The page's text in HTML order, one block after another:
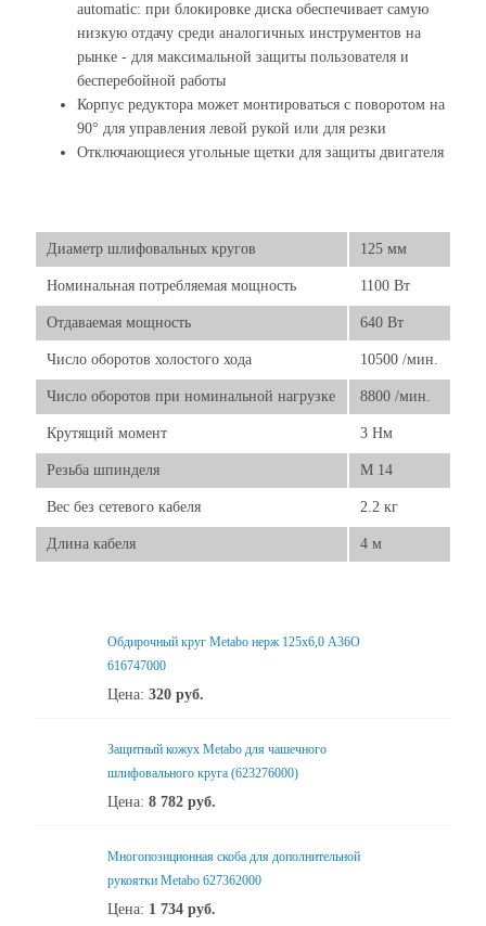
automatic: при блокировке диска обеспечивает самую
низкую отдачу среди аналогичных инструментов на
рынке - для максимальной защиты пользователя и
бесперебойной работы
Корпус редуктора может монтироваться с поворотом на
90° для управления левой рукой или для резки
Отключающиеся угольные щетки для защиты двигателя
Диаметр шлифовальных кругов 125 мм
Номинальная потребляемая мощность 1100 Вт
Отдаваемая мощность 640 Вт
Число оборотов холостого хода 10500 /мин.
Число оборотов при номинальной нагрузке 8800 /мин.
Крутящий момент 3 Нм
Резьба шпинделя M 14
Вес без сетевого кабеля 2.2 кг
Длина кабеля 4 м
Обдирочный круг Metabo нерж 125x6,0 А36О
616747000
Цена: 320 руб.
Защитный кожух Metabo для чашечного
шлифовального круга (623276000)
Цена: 8 782 руб.
Многопозиционная скоба для дополнительной
рукоятки Metabo 627362000
Цена: 1 734 руб.